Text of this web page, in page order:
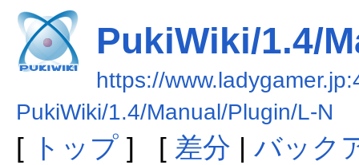
PukiWiki/1.4/
https://
PukiWiki/1.4/Manual/Plugin/L-N
[ トップ] [ 差分 | バック